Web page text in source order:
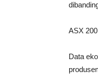
ASX
Data